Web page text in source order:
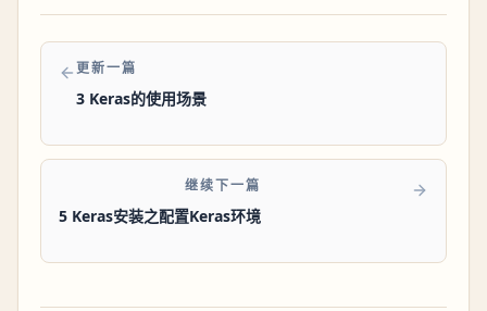
更新一篇
3 Keras的使用场景
继续下一篇
5 Keras安装之配置Keras环境